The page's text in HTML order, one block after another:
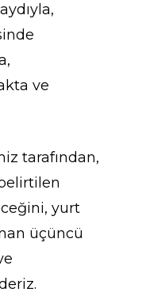
ve
tarafından,
yurt
üçüncü